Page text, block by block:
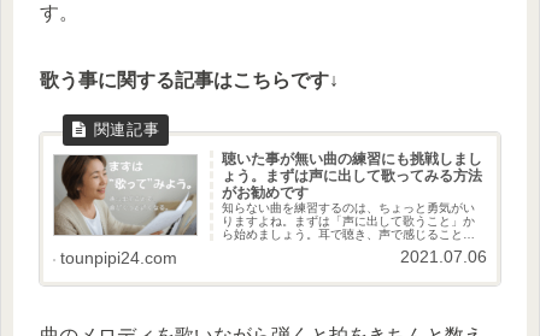
す。
歌う事に関する記事はこちらです↓
聴いた事が無い曲の練習にも挑戦しまし
ょう。まずは声に出して歌ってみる方法
がお勧めです
知らない曲を練習するのは、ちょっと勇気がい
りますよね。まずは「声に出して歌うこと」か
ら始めましょう。耳で聴き、声で感じること
tounpipi24.com 2021.07.06